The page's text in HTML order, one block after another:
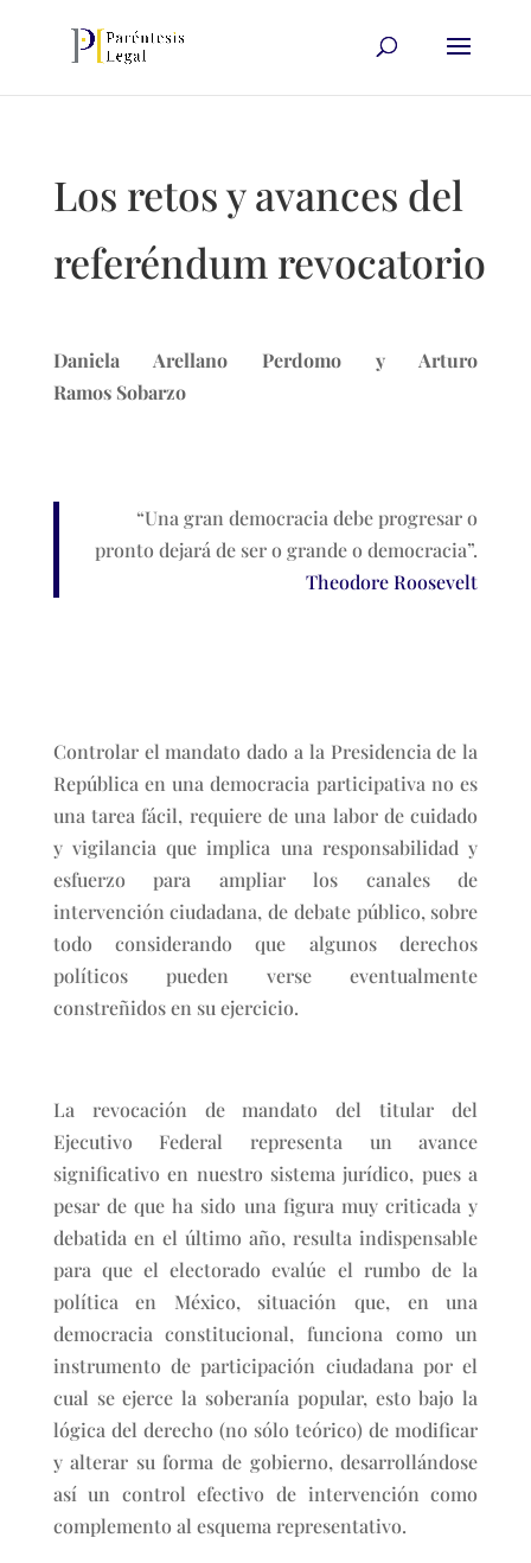
Los retos y avances del
referéndum revocatorio
Daniela Arellano Perdomo y Arturo
Ramos Sobarzo
“Una gran democracia debe progresar o
pronto dejará de ser o grande o democracia”.
Theodore Roosevelt
Controlar el mandato dado a la Presidencia de la
República en una democracia participativa no es
una tarea fácil, requiere de una labor de cuidado
y vigilancia que implica una responsabilidad y
esfuerzo para ampliar los canales de
intervención ciudadana, de debate público, sobre
todo considerando que algunos derechos
políticos pueden verse eventualmente
constreñidos en su ejercicio.
La revocación de mandato del titular del
Ejecutivo Federal representa un avance
significativo en nuestro sistema jurídico, pues a
pesar de que ha sido una figura muy criticada y
debatida en el último año, resulta indispensable
para que el electorado evalúe el rumbo de la
política en México, situación que, en una
democracia constitucional, funciona como un
instrumento de participación ciudadana por el
cual se ejerce la soberanía popular, esto bajo la
lógica del derecho (no sólo teórico) de modificar
y alterar su forma de gobierno, desarrollándose
así un control efectivo de intervención como
complemento al esquema representativo.